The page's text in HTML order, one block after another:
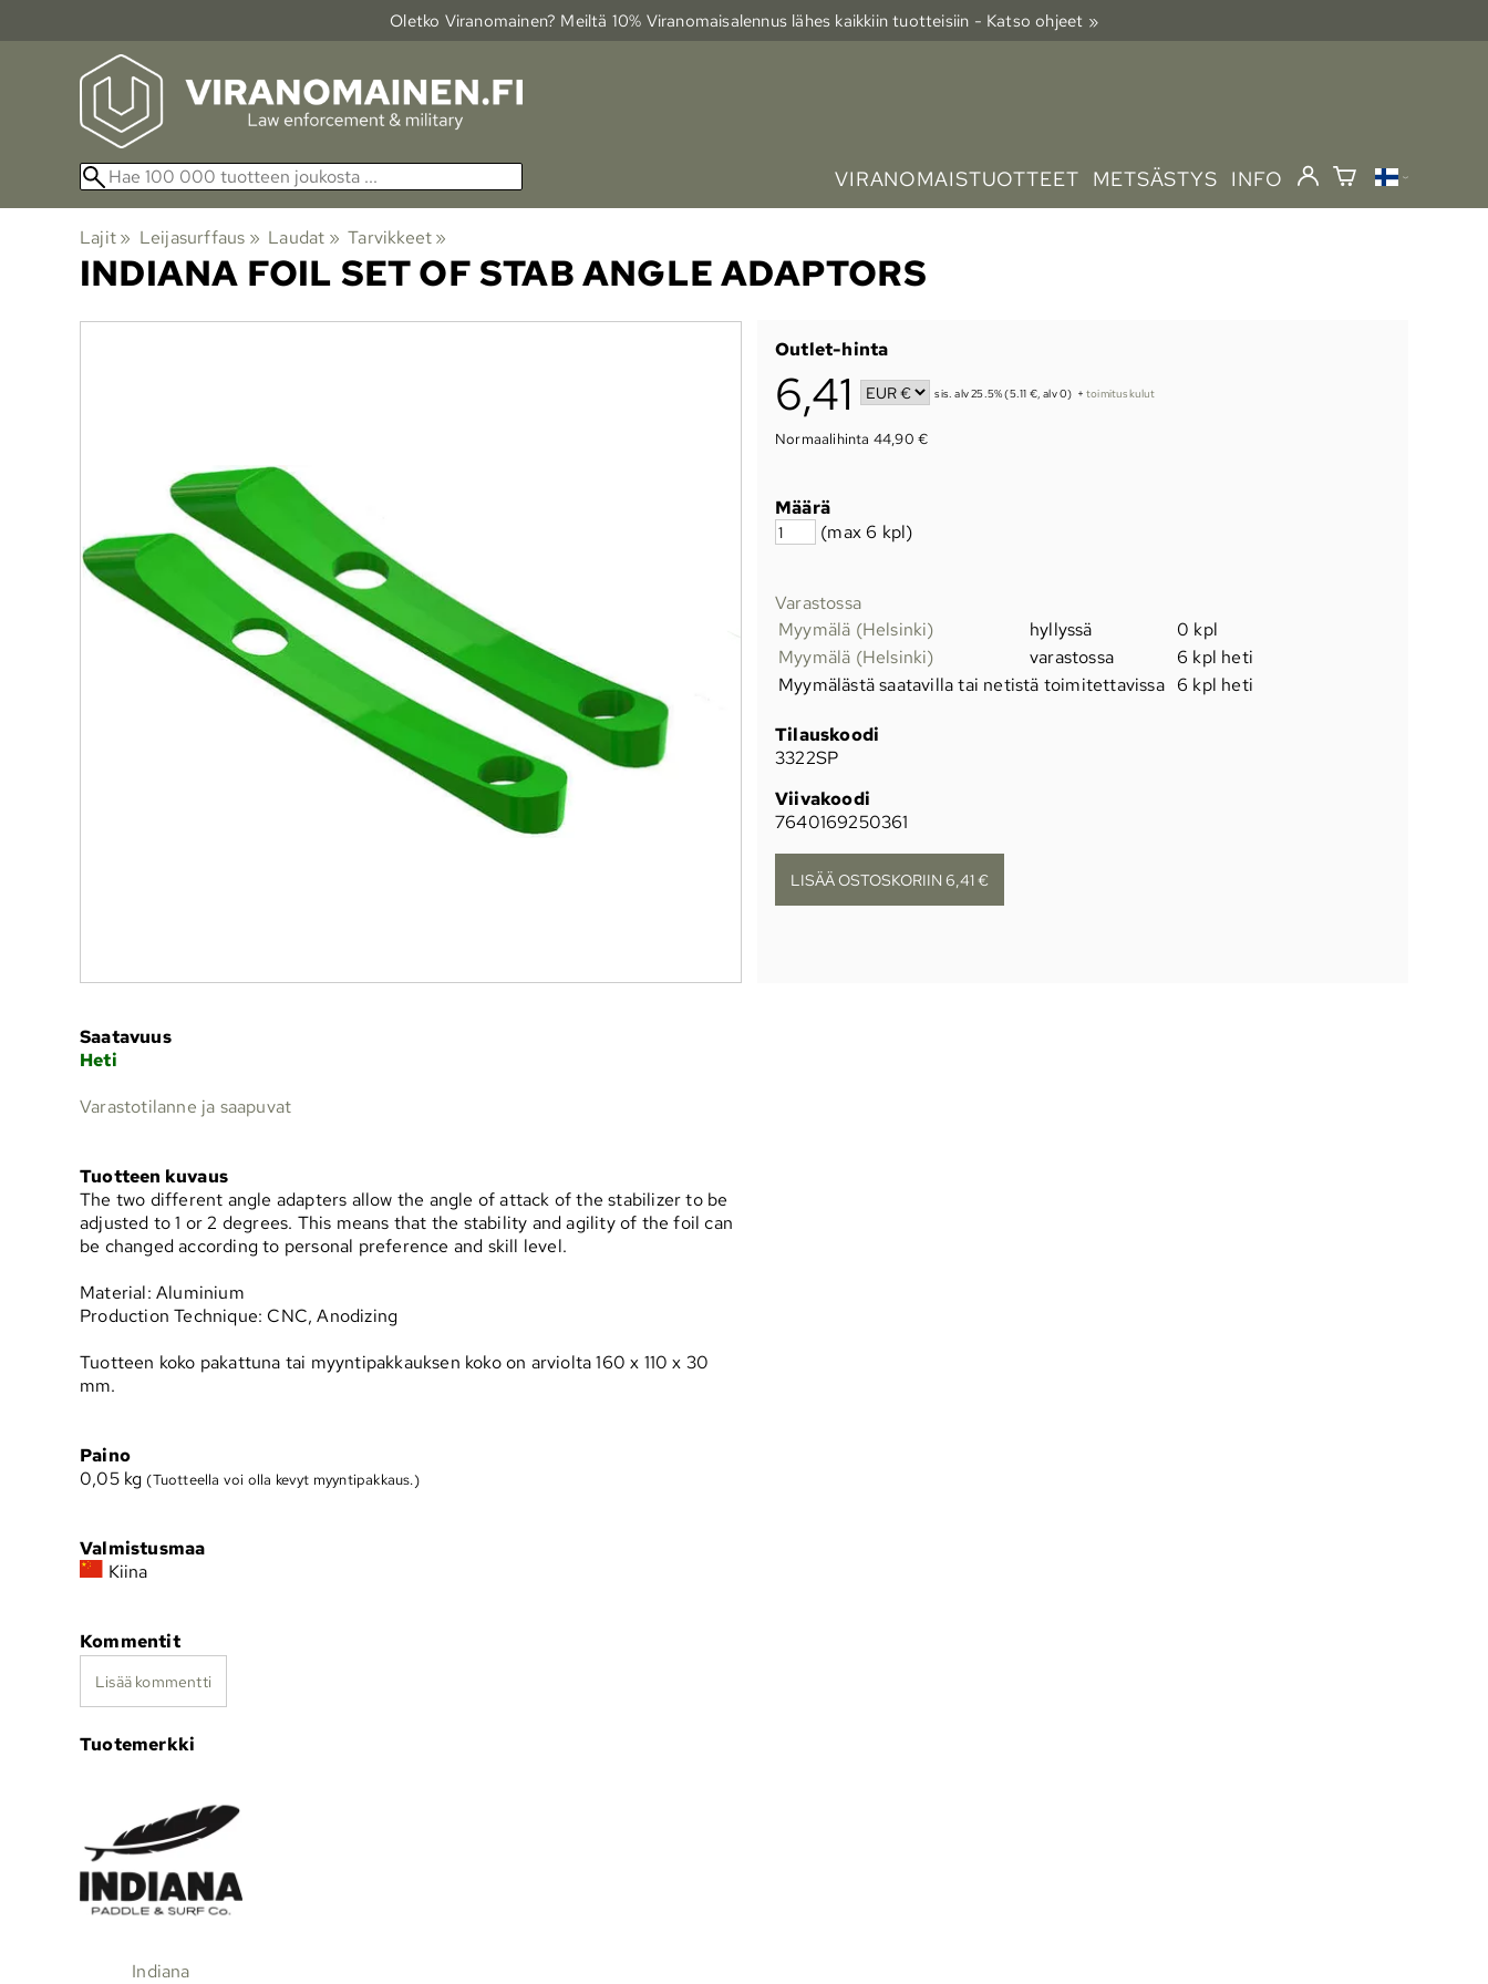
Oletko Viranomainen? Meiltä 10% Viranomais­alennus lähes kaikkiin tuotteisiin - Katso ohjeet »
VIRANOMAISTUOTTEET METSÄSTYS INFO
Lajit‪» Leijasurffaus ‪» Laudat ‪» Tarvikkeet‪»
INDIANA FOIL SET OF STAB ANGLE ADAPTORS
Outlet-hinta
6,41 sis. alv 25.5% (5.11 €, alv 0) +toimituskulut
Normaalihinta 44,90 €
Määrä
(max 6 kpl)
Varastossa
Myymälä (Helsinki)
hyllyssä
0 kpl
Myymälä (Helsinki)
varastossa
6 kpl heti
Myymälästä saatavilla tai netistä toimitettavissa 6 kpl heti
Tilauskoodi
3322SP
Viivakoodi
7640169250361
Saatavuus
Heti
Varastotilanne ja saapuvat
Tuotteen kuvaus
The two different angle adapters allow the angle of attack of the stabilizer to be
adjusted to 1 or 2 degrees. This means that the stability and agility of the foil can
be changed according to personal preference and skill level.
Material: Aluminium
Production Technique: CNC, Anodizing
Tuotteen koko pakattuna tai myyntipakkauksen koko on arviolta 160 x 110 x 30
mm.
Paino
0,05 kg (Tuotteella voi olla kevyt myyntipakkaus.)
Valmistusmaa
Kiina
Kommentit
Lisää kommentti
Tuotemerkki
Indiana